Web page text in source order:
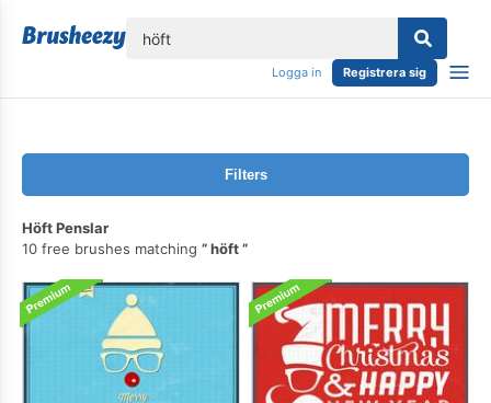
Logga in Registrera sig
Filters
Höft Penslar
10 free brushes matching
höft